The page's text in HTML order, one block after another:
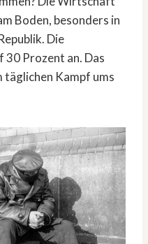
Boden, besonders in
Die
Prozent an. Das
täglichen Kampf ums